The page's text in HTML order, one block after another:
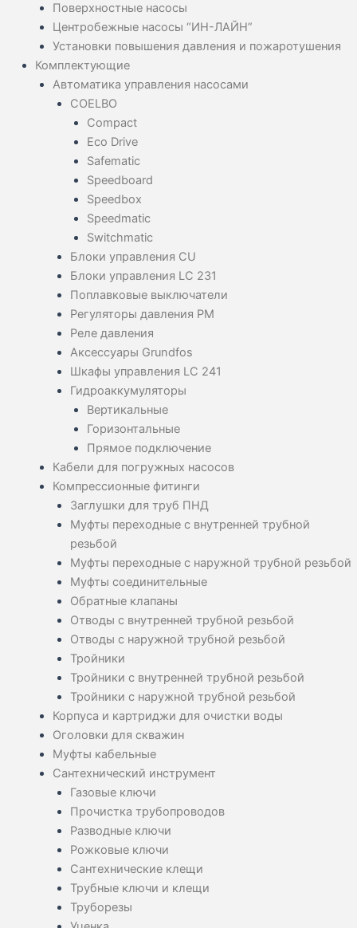
Поверхностные насосы
Центробежные насосы “ИН-ЛАЙН”
Установки повышения давления и пожаротушения
Комплектующие
Автоматика управления насосами
COELBO
Compact
Eco Drive
Safematic
Speedboard
Speedbox
Speedmatic
Switchmatic
Блоки управления CU
Блоки управления LC 231
Поплавковые выключатели
Регуляторы давления PM
Реле давления
Аксессуары Grundfos
Шкафы управления LC 241
Гидроаккумуляторы
Вертикальные
Горизонтальные
Прямое подключение
Кабели для погружных насосов
Компрессионные фитинги
Заглушки для труб ПНД
Муфты переходные с внутренней трубной
резьбой
Муфты переходные с наружной трубной резьбой
Муфты соединительные
Обратные клапаны
Отводы с внутренней трубной резьбой
Отводы с наружной трубной резьбой
Тройники
Тройники с внутренней трубной резьбой
Тройники с наружной трубной резьбой
Корпуса и картриджи для очистки воды
Оголовки для скважин
Муфты кабельные
Сантехнический инструмент
Газовые ключи
Прочистка трубопроводов
Разводные ключи
Рожковые ключи
Сантехнические клещи
Трубные ключи и клещи
Труборезы